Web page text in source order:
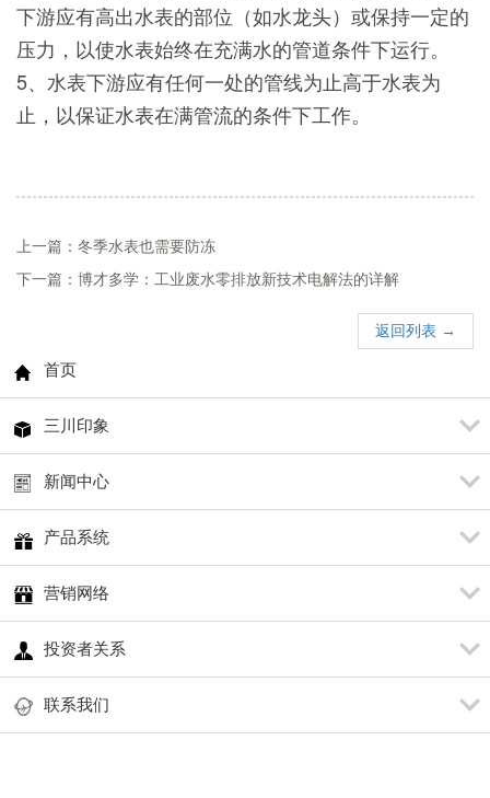
下游应有高出水表的部位（如水龙头）或保持一定的
压力，以使水表始终在充满水的管道条件下运行。
5、水表下游应有任何一处的管线为止高于水表为
止，以保证水表在满管流的条件下工作。
上一篇：冬季水表也需要防冻
下一篇：博才多学：工业废水零排放新技术电解法的详解
返回列表 →
首页
三川印象
新闻中心
产品系统
营销网络
投资者关系
联系我们